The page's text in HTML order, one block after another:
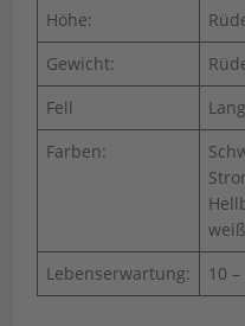
Höhe:
Gewicht:
Fell
Farben:
Lebenserwartung:
10